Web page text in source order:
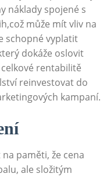
náklady spojené s
může mít vliv na
schopné vyplatit
dokáže oslovit
rentabilitě
reinvestovat do
kampaní.
paměti, že cena
ale složitým